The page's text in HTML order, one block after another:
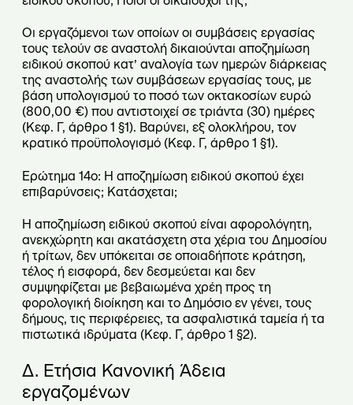
Οι εργαζόμενοι των οποίων οι συμβάσεις εργασίας
τους τελούν σε αναστολή δικαιούνται αποζημίωση
ειδικού σκοπού κατ’ αναλογία των ημερών διάρκειας
της αναστολής των συμβάσεων εργασίας τους, με
βάση υπολογισμού το ποσό των οκτακοσίων ευρώ
(800,00 €) που αντιστοιχεί σε τριάντα (30) ημέρες
(Κεφ. Γ, άρθρο 1 §1). Βαρύνει, εξ ολοκλήρου, τον
κρατικό προϋπολογισμό (Κεφ. Γ, άρθρο 1 §1).
Ερώτημα 14ο: Η αποζημίωση ειδικού σκοπού έχει
επιβαρύνσεις; Κατάσχεται;
Η αποζημίωση ειδικού σκοπού είναι αφορολόγητη,
ανεκχώρητη και ακατάσχετη στα χέρια του Δημοσίου
ή τρίτων, δεν υπόκειται σε οποιαδήποτε κράτηση,
τέλος ή εισφορά, δεν δεσμεύεται και δεν
συμψηφίζεται με βεβαιωμένα χρέη προς τη
φορολογική διοίκηση και το Δημόσιο εν γένει, τους
δήμους, τις περιφέρειες, τα ασφαλιστικά ταμεία ή τα
πιστωτικά ιδρύματα (Κεφ. Γ, άρθρο 1 §2).
Δ. Ετήσια Κανονική Άδεια
εργαζομένων